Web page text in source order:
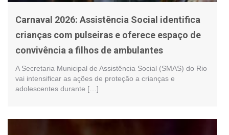
Carnaval 2026: Assistência Social identifica
crianças com pulseiras e oferece espaço de
convivência a filhos de ambulantes
A Secretaria Municipal de Assistência Social (SMAS) do Rio
vai intensificar as ações de proteção a crianças e
adolescentes durante […]